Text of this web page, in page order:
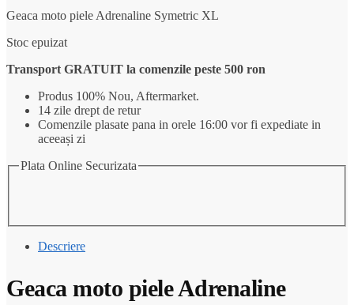
1.161,04 lei.
Geaca moto piele Adrenaline Symetric XL
Stoc epuizat
Transport GRATUIT la comenzile peste 500 ron
Produs 100% Nou, Aftermarket.
14 zile drept de retur
Comenzile plasate pana in orele 16:00 vor fi expediate in
aceeași zi
Plata Online Securizata
Descriere
Geaca moto piele Adrenaline